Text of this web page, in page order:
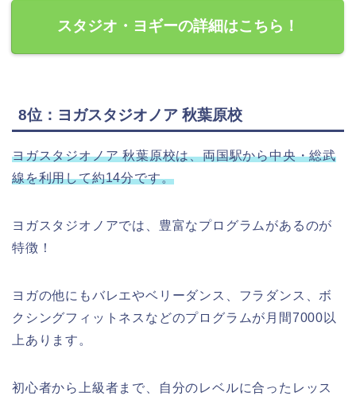
スタジオ・ヨギーの詳細はこちら！
8位：ヨガスタジオノア 秋葉原校
ヨガスタジオノア 秋葉原校は、両国駅から中央・総武
線を利用して約14分です。
ヨガスタジオノアでは、豊富なプログラムがあるのが
特徴！
ヨガの他にもバレエやベリーダンス、フラダンス、ボ
クシングフィットネスなどのプログラムが月間7000以
上あります。
初心者から上級者まで、自分のレベルに合ったレッス